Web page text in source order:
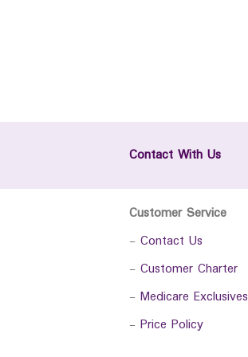
Contact With Us
Customer Service
- Contact Us
- Customer Charter
- Medicare Exclusives
- Price Policy